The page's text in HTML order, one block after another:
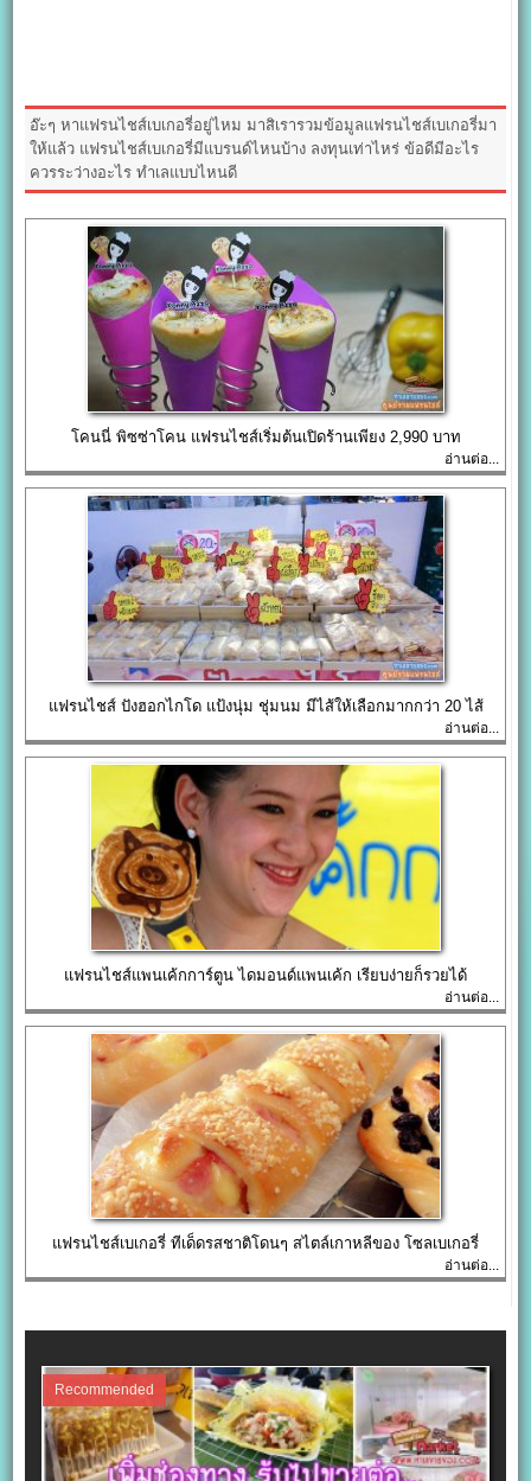
อ๊ะๆ หาแฟรนไชส์เบเกอรี่อยู่ไหม มาสิเรารวมข้อมูลแฟรนไชส์เบเกอรี่มา
ให้แล้ว แฟรนไชส์เบเกอรี่มีแบรนด์ไหนบ้าง ลงทุนเท่าไหร่ ข้อดีมีอะไร
ควรระว่างอะไร ทำเลแบบไหนดี
โคนนี่ พิซซ่าโคน แฟรนไชส์เริ่มต้นเปิดร้านเพียง 2,990 บาท
อ่านต่อ...
แฟรนไชส์ ปังฮอกไกโด แป้งนุ่ม ชุ่มนม มีไส้ให้เลือกมากกว่า 20 ไส้
อ่านต่อ...
แฟรนไชส์แพนเค้กการ์ตูน ไดมอนด์แพนเค้ก เรียบง่ายก็รวยได้
อ่านต่อ...
แฟรนไชส์เบเกอรี่ ทีเด็ดรสชาติโดนๆ สไตล์เกาหลีของ โซลเบเกอรี่
อ่านต่อ...
Recommended